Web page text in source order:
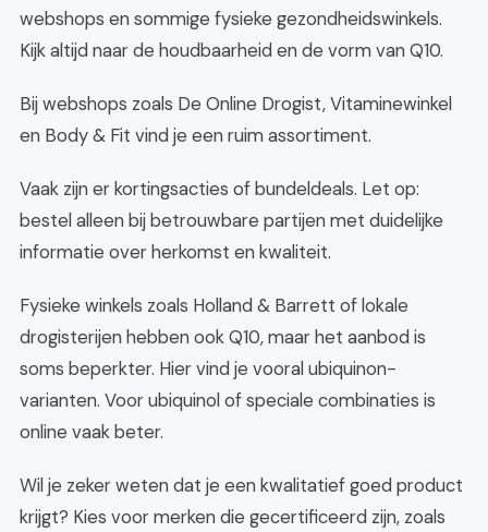
webshops en sommige fysieke gezondheidswinkels.
Kijk altijd naar de houdbaarheid en de vorm van Q10.
Bij webshops zoals De Online Drogist, Vitaminewinkel
en Body & Fit vind je een ruim assortiment.
Vaak zijn er kortingsacties of bundeldeals. Let op:
bestel alleen bij betrouwbare partijen met duidelijke
informatie over herkomst en kwaliteit.
Fysieke winkels zoals Holland & Barrett of lokale
drogisterijen hebben ook Q10, maar het aanbod is
soms beperkter. Hier vind je vooral ubiquinon-
varianten. Voor ubiquinol of speciale combinaties is
online vaak beter.
Wil je zeker weten dat je een kwalitatief goed product
krijgt? Kies voor merken die gecertificeerd zijn, zoals